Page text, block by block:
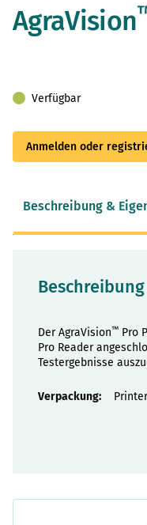
der
Bildergalerie
AgraVision
Verfügbar
Anmelden oder
Beschreibung &
Der AgraVision™ Pro
Pro Reader
Testergebnisse
Eigenschaften Printer